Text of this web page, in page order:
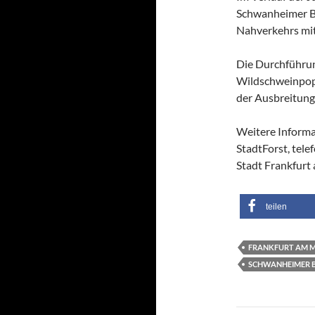
Schwanheimer
Nahverkehrs
Die
der
Weitere
StadtForst,
Stadt Frankfurt
teilen
FRANKFURT AM
SCHWANHEIMER